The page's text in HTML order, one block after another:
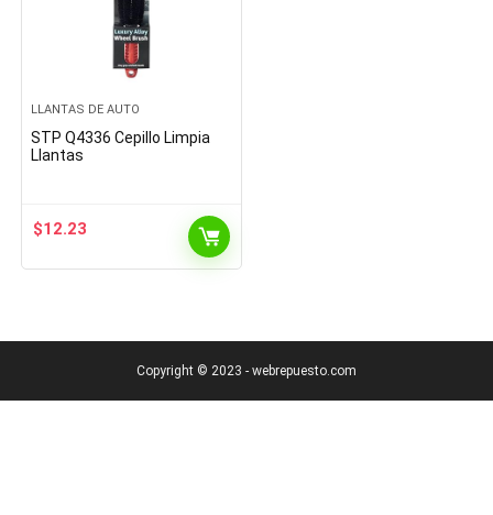
LLANTAS DE AUTO
STP Q4336 Cepillo Limpia
Llantas
$12.23
Copyright © 2023 - webrepuesto.com